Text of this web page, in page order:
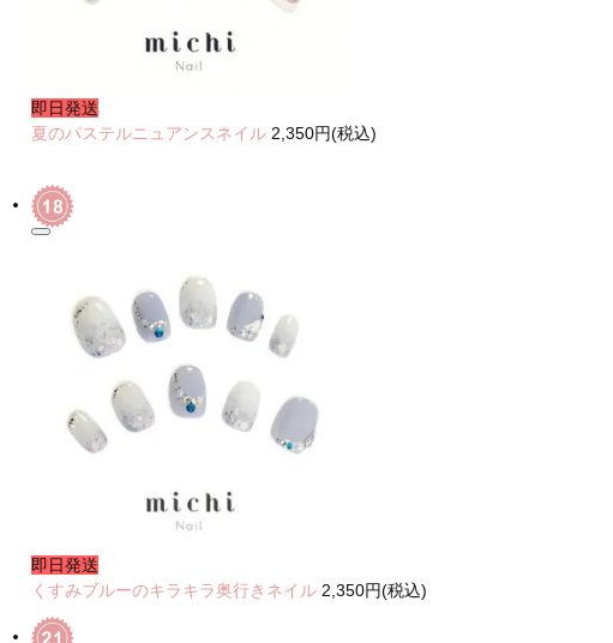
即日発送
夏のパステルニュアンスネイル 2,350円(税込)
即日発送
くすみブルーのキラキラ奥行きネイル 2,350円(税込)